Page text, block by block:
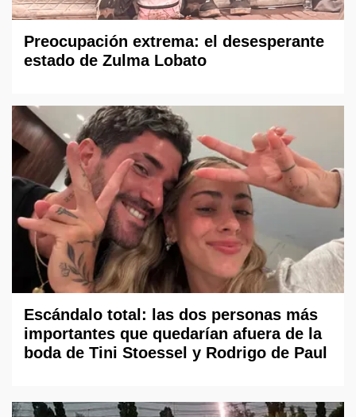
Preocupación extrema: el desesperante
estado de Zulma Lobato
Escándalo total: las dos personas más
importantes que quedarían afuera de la
boda de Tini Stoessel y Rodrigo de Paul